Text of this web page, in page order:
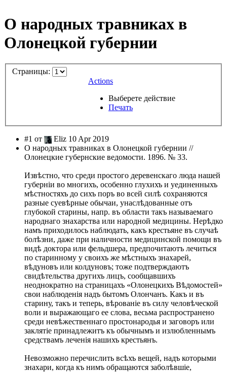
О народных травниках в
Олонецкой губернии
Страницы:
Actions
Выберете действие
Печать
#1 от
Eliz 10 Apr 2019
О народных травниках в Олонецкой губернии //
Олонецкие губернские ведомости. 1896. № 33.
Извѣстно, что среди простого деревенскаго люда нашей
губерніи во многихъ, особенно глухихъ и уединенныхъ
мѣстностяхъ до сихъ поръ во всей силѣ сохраняются
разные суевѣрные обычаи, унаслѣдованные отъ
глубокой старины, напр. въ области такъ называемаго
народнаго знахарства или народной медицины. Нерѣдко
намъ приходилось наблюдать, какъ крестьяне въ случаѣ
болѣзни, даже при наличности медицинской помощи въ
видѣ доктора или фельдшера, предпочитаютъ лечиться
по старинному у своихъ же мѣстныхъ знахарей,
вѣдуновъ или колдуновъ; тоже подтверждаютъ
свидѣтельства другихъ лицъ, сообщавшихъ
неоднократно на страницахъ «Олонецкихъ Вѣдомостей»
свои наблюденія надъ бытомъ Олончанъ. Какъ и въ
старину, такъ и теперь, вѣрованіе въ силу человѣческой
воли и выражающаго ее слова, весьма распространено
среди невѣжественнаго простонародья и заговоръ или
заклятіе принадлежитъ къ обычнымъ и излюбленнымъ
средствамъ леченія нашихъ крестьянъ.
Невозможно перечислить всѣхъ вещей, надъ которыми
знахари, когда къ нимъ обращаются заболѣвшіе,